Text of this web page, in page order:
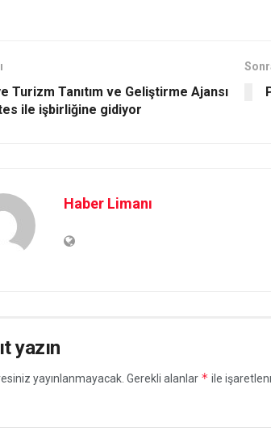
Turizm Tanıtım ve Geliştirme Ajansı
ile işbirliğine gidiyor
Haber Limanı
yazın
yayınlanmayacak. Gerekli alanlar * ile